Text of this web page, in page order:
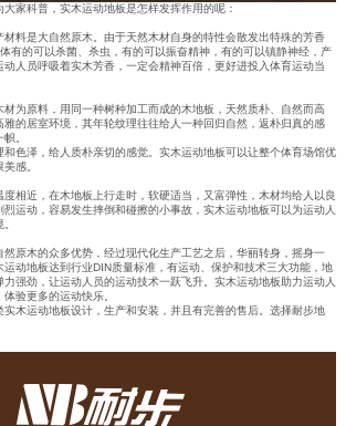
科普，实木运动地板是怎样发挥作用的呢：
是大自然原木。由于天然木材自身的特性会散发出特殊的芳香
有的可以杀菌、杀虫，有的可以振奋精神，有的可以镇静神经，产
人员呼吸着实木芳香，一定会精神百倍，更好进投入体育运动当
原料，用同一种树种加工而成的木地板，天然质朴、自然而高
的居室环境，其年轮纹理往往给人一种回归自然，返朴归真的感
。
泽，给人质朴亲切的感觉。实木运动地板可以让整个体育场馆优
感。
近，在木地板上行走时，软硬适当，又富弹性，木材均给人以良
运动，容易发生摔倒和碰擦的小事故，实木运动地板可以为运动人
木的众多优势，经过现代化生产工艺之后，华丽转身，摇身一
动地板达到行业DIN质量标准，有运动、保护和技术三大功能，地
强劲，让运动人员的运动技术一跃飞升。实木运动地板助力运动人
验更多的运动快乐。
运动地板设计，生产和安装，并且有完善的售后。选择耐步地